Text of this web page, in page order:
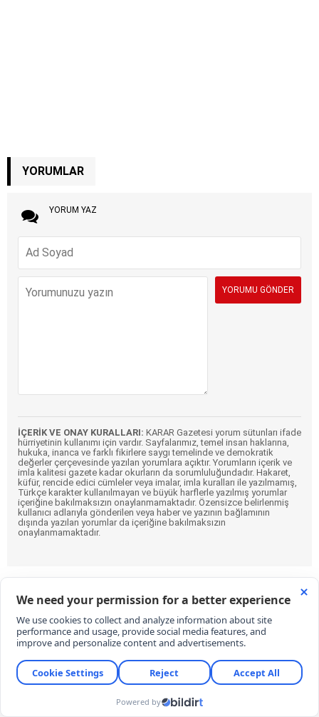
YORUMLAR
YORUM YAZ
İÇERİK VE ONAY KURALLARI: KARAR Gazetesi yorum sütunları ifade
hürriyetinin kullanımı için vardır. Sayfalarımız, temel insan haklarına,
hukuka, inanca ve farklı fikirlere saygı temelinde ve demokratik
değerler çerçevesinde yazılan yorumlara açıktır. Yorumların içerik ve
imla kalitesi gazete kadar okurların da sorumluluğundadır. Hakaret,
küfür, rencide edici cümleler veya imalar, imla kuralları ile yazılmamış,
Türkçe karakter kullanılmayan ve büyük harflerle yazılmış yorumlar
içeriğine bakılmaksızın onaylanmamaktadır. Özensizce belirlenmiş
kullanıcı adlarıyla gönderilen veya haber ve yazının bağlamının
dışında yazılan yorumlar da içeriğine bakılmaksızın
onaylanmamaktadır.
Eren Derdiyok Galatasaray'a geri döndü